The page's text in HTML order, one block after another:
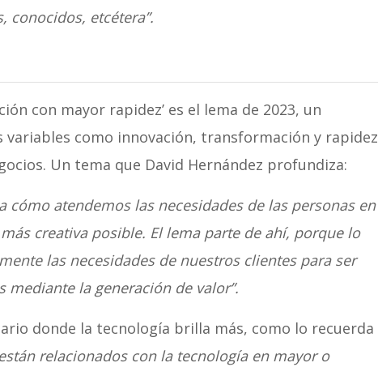
conocidos, etcétera”.
con mayor rapidez’ es el lema de 2023, un
como innovación, transformación y rapidez
Un tema que David Hernández profundiza:
cómo atendemos las necesidades de las personas en
creativa posible. El lema parte de ahí, porque lo
las necesidades de nuestros clientes para ser
la generación de valor”.
donde la tecnología brilla más, como lo recuerda
relacionados con la tecnología en mayor o